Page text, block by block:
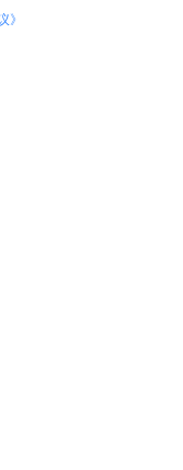
》